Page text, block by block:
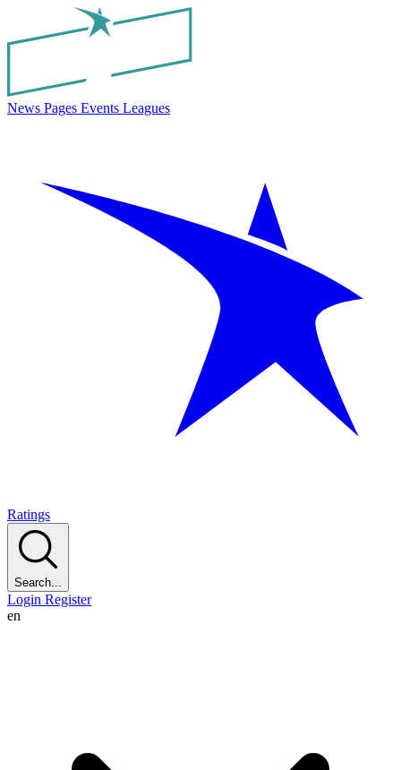
News Pages Events Leagues
Ratings
Search...
Login Register
en